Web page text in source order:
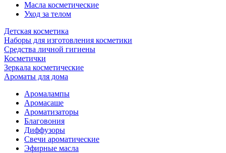
Масла косметические
Уход за телом
Детская косметика
Наборы для изготовления косметики
Средства личной гигиены
Косметички
Зеркала косметические
Ароматы для дома
Аромалампы
Аромасаше
Ароматизаторы
Благовония
Диффузоры
Свечи ароматические
Эфирные масла